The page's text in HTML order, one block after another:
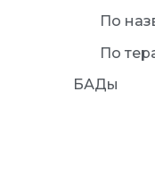
По
По
БАДы